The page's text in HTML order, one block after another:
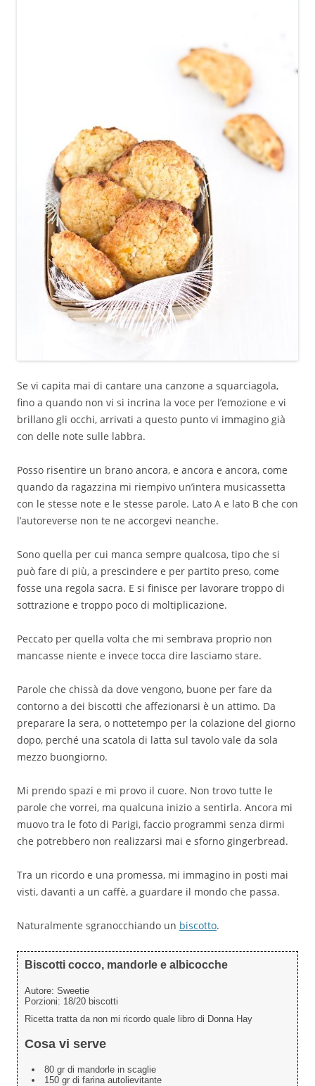
Se vi capita mai di cantare una canzone a squarciagola,
fino a quando non vi si incrina la voce per l’emozione e vi
brillano gli occhi, arrivati a questo punto vi immagino già
con delle note sulle labbra.
Posso risentire un brano ancora, e ancora e ancora, come
quando da ragazzina mi riempivo un’intera musicassetta
con le stesse note e le stesse parole. Lato A e lato B che con
l’autoreverse non te ne accorgevi neanche.
Sono quella per cui manca sempre qualcosa, tipo che si
può fare di più, a prescindere e per partito preso, come
fosse una regola sacra. E si finisce per lavorare troppo di
sottrazione e troppo poco di moltiplicazione.
Peccato per quella volta che mi sembrava proprio non
mancasse niente e invece tocca dire lasciamo stare.
Parole che chissà da dove vengono, buone per fare da
contorno a dei biscotti che affezionarsi è un attimo. Da
preparare la sera, o nottetempo per la colazione del giorno
dopo, perché una scatola di latta sul tavolo vale da sola
mezzo buongiorno.
Mi prendo spazi e mi provo il cuore. Non trovo tutte le
parole che vorrei, ma qualcuna inizio a sentirla. Ancora mi
muovo tra le foto di Parigi, faccio programmi senza dirmi
che potrebbero non realizzarsi mai e sforno gingerbread.
Tra un ricordo e una promessa, mi immagino in posti mai
visti, davanti a un caffè, a guardare il mondo che passa.
Naturalmente sgranocchiando un biscotto.
Biscotti cocco, mandorle e albicocche
Autore: Sweetie
Porzioni: 18/20 biscotti
Ricetta tratta da non mi ricordo quale libro di Donna Hay
Cosa vi serve
80 gr di mandorle in scaglie
150 gr di farina autolievitante